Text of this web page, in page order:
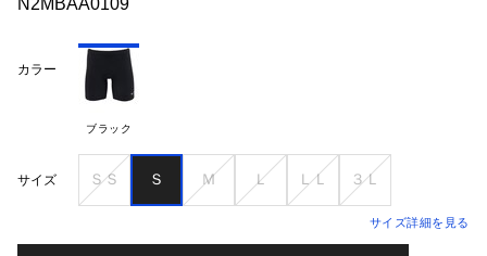
カラー
ブラック
サイズ ＳＳ Ｓ Ｍ Ｌ ＬＬ ３Ｌ
サイズ詳細を見る